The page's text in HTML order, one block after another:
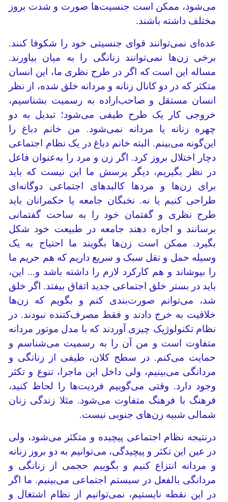
می‌شود، ممکن است جنسیت‌ها صورت و شدت بروز
مختلف داشته باشند.
عده‌ای نمی‌توانند قوای جنسیتی خود را شکوفا کنند.
برخی زن‌ها نمی‌توانند زنانگی را به میان بیاورند.
مساله این است که اگر در طرح نظری ما، این انسان
متکثر که در دو کانال زنانه و مردانه خلق شده، از نظر
انسان مستقل و صاحب‌اراده به رسمیت بشناسیم،
خروجی کار یک طرح طیفی می‌شود؛ تبدیل به دو
چهره زنانه یا مردانه نمی‌شود. من خانم دباغ را
این‌گونه می‌بینم. البته خانم دباغ در یک نظام اجتماعی
دچار اختلال بروز کرد. اگر زن و مرد را به‌عنوان فاعل
در نظر بگیریم، دیگر پرسش ما این نیست که باید
برای زن‌ها و مردها کالبدهای اجتماعی دوگانه‌ای
طراحی کنیم یا نه. نخبگان جامعه یا حکمرانان باید
طرح نظری و گفتمان خود را به ساحت گفتمانی
برسانند و اجازه دهند جامعه در طبیعت خود شکل
بگیرد. ممکن است زن‌ها بگویند ما احتیاج به یک
وسیله حمل و نقل سبک و سریع داریم که هم حریم ما
را بپوشاند و هم کارکرد لازم را داشته باشد و... این،
باید در بستر خلق اجتماعی جدید اتفاق بیفتد. اگر خلق
شد، می‌توانم صورت‌بندی کنم و بگویم که زن‌ها
خلاقیت به خرج دادند و فقط مصرف‌کننده نبودند. در
نظام تکنولوژیک چیزی آوردند که با مدل موتور مردانه
متفاوت است و من آن را به رسمیت می‌شناسم و
حمایت می‌کنم. در سطح کلان، طیفی از زنانگی و
مردانگی می‌بینیم، ولی داخل این ماجرا، تنوع و تکثر
وجود دارد. وقتی می‌گوییم فردیت‌ها را لحاظ کنید،
فرهنگ با فرهنگ متفاوت می‌شود. مثلا زندگی زنان
شمالی شبیه زن‌های جنوبی نیست.
درنتیجه نظام اجتماعی پیچیده و متکثر می‌شود، ولی
در عین این تکثر و پیچیدگی، می‌توانیم به دو بروز زنانه
و مردانه انتزاع کنیم و بگوییم حجمی از زنانگی و
مردانگی بالفعل در سیستم اجتماعی می‌بینیم. ما اگر
در این نقطه نایستیم، نمی‌توانیم از نظام اشتغال و